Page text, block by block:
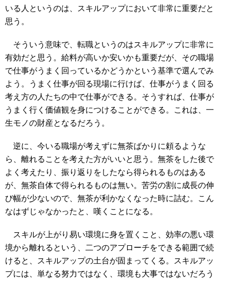
いる人というのは、スキルアップにおいて非常に重要だと
思う。
そういう意味で、転職というのはスキルアップに非常に
有効だと思う。給料が高いか安いかも重要だが、その職場
で仕事がうまく回っているかどうかという基準で選んでみ
よう。うまく仕事が回る現場に行けば、仕事がうまく回る
考え方の人たちの中で仕事ができる。そうすれば、仕事が
うまく行く価値観を身につけることができる。これは、一
生モノの財産となるだろう。
逆に、今いる職場が考えずに無茶ばかりに頼るような
ら、離れることを考えた方がいいと思う。無茶をした後で
よく考えたり、振り返りをしたなら得られるものはある
が、無茶自体で得られるものは無い。苦労の割に成長の伸
び幅が少ないので、無茶が利かなくなった時に詰む。こん
なはずじゃなかったと、嘆くことになる。
スキルが上がり易い環境に身を置くこと、効率の悪い環
境から離れるという、二つのアプローチをできる範囲で続
けると、スキルアップの土台が固まってくる。スキルアッ
プには、単なる努力ではなく、環境も大事ではないだろう